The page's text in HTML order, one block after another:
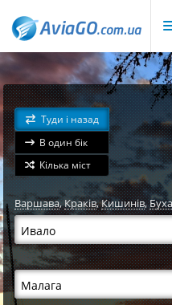
Туди і назад
В один бік
Кілька міст
Варшава,Краків,Кишинів,